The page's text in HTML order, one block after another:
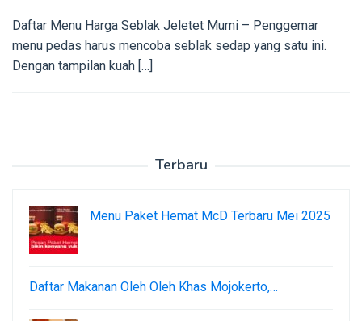
Daftar Menu Harga Seblak Jeletet Murni – Penggemar
menu pedas harus mencoba seblak sedap yang satu ini.
Dengan tampilan kuah […]
Terbaru
Menu Paket Hemat McD Terbaru Mei 2025
Daftar Makanan Oleh Oleh Khas Mojokerto,…